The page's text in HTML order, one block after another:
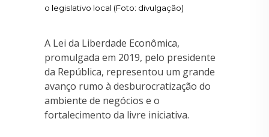
o legislativo local (Foto: divulgação)
A Lei da Liberdade Econômica,
promulgada em 2019, pelo presidente
da República, representou um grande
avanço rumo à desburocratização do
ambiente de negócios e o
fortalecimento da livre iniciativa.